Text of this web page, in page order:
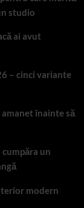
studio
ai avut
– cinci variante
înainte să
un
modern